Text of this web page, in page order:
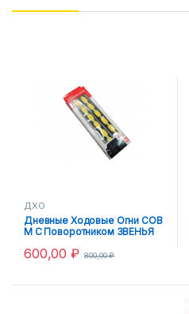
ДХО
Дневные Ходовые Огни COB
M С Поворотником ЗВЕНЬЯ
600,00₽ 800,00₽